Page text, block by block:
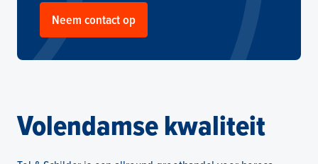
Neem contact op
Volendamse kwaliteit